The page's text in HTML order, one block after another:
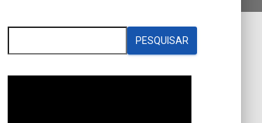
PESQUISAR